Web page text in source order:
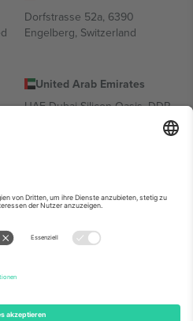
Dorfstrasse 52a, 6390
Engelberg, Switzerland
United Arab Emirates
UAE Dubai Silicon Oasis, DDP
Building A1, Office 302, Dubai,
kann je nach
jeweiligen Veranstaltungsseite, im